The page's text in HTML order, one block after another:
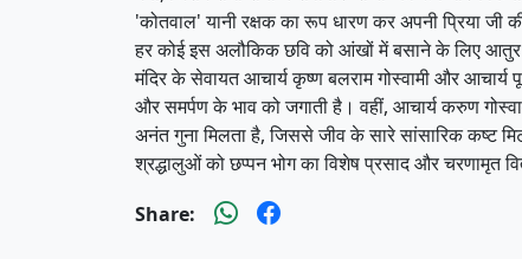
'कोतवाल' यानी रक्षक का रूप धारण कर अपनी प्रिया
हर कोई इस अलौकिक छवि को आंखों में बसाने के लिए आतुर
​मंदिर के सेवायत आचार्य कृष्ण बलराम गोस्वामी और आचार्य
और समर्पण के भाव को जगाती है। वहीं, आचार्य करुण
अनंत गुना मिलता है, जिससे जीव के सारे सांसारिक कष्ट
श्रद्धालुओं को छप्पन भोग का विशेष प्रसाद और चरणामृत
Share: